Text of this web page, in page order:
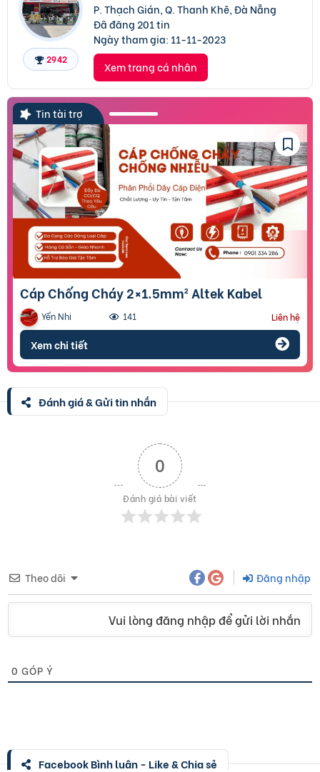
2942
P. Thạch Gián, Q. Thanh Khê, Đà Nẵng
Đã đăng 201 tin
Ngày tham gia: 11-11-2023
Xem trang cá nhân
Tin tài trợ
Cáp Chống Cháy 2×1.5mm² Altek Kabel
Yến Nhi 141 Liên hệ
Xem chi tiết
Đánh giá & Gửi tin nhắn
0
Đánh giá bài viết
Theo dõi Đăng nhập
Vui lòng đăng nhập để gửi lời nhắn
0 GÓP Ý
Facebook Bình luận - Like & Chia sẻ